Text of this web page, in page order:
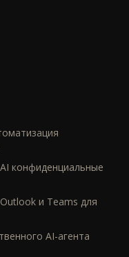
конфиденциальные
и Teams для
AI-агента